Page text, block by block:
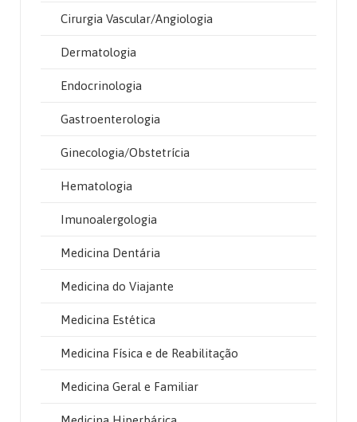
Cirurgia Vascular/Angiologia
Dermatologia
Endocrinologia
Gastroenterologia
Ginecologia/Obstetrícia
Hematologia
Imunoalergologia
Medicina Dentária
Medicina do Viajante
Medicina Estética
Medicina Física e de Reabilitação
Medicina Geral e Familiar